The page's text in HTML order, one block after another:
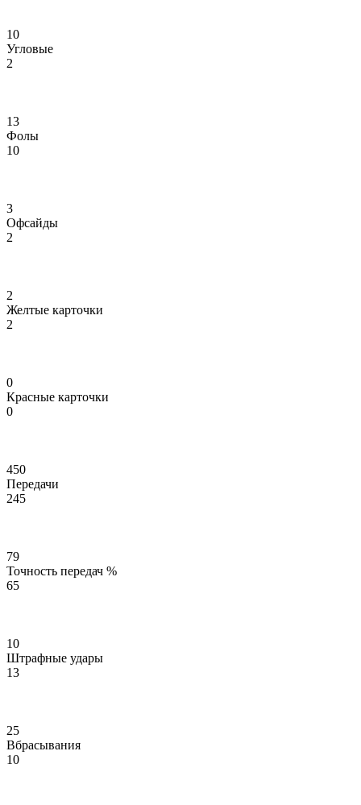
10
Угловые
2
13
Фолы
10
3
Офсайды
2
2
Желтые карточки
2
0
Красные карточки
0
450
Передачи
245
79
Точность передач %
65
10
Штрафные удары
13
25
Вбрасывания
10